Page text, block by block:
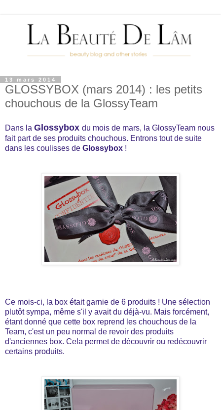
13 mars 2014
GLOSSYBOX (mars 2014) : les petits
chouchous de la GlossyTeam
Dans la Glossybox du mois de mars, la GlossyTeam nous
fait part de ses produits chouchous. Entrons tout de suite
dans les coulisses de Glossybox !
Ce mois-ci, la box était garnie de 6 produits ! Une sélection
plutôt sympa, même s'il y avait du déjà-vu. Mais forcément,
étant donné que cette box reprend les chouchous de la
Team, c'est un peu normal de revoir des produits
d'anciennes box. Cela permet de découvrir ou redécouvrir
certains produits.